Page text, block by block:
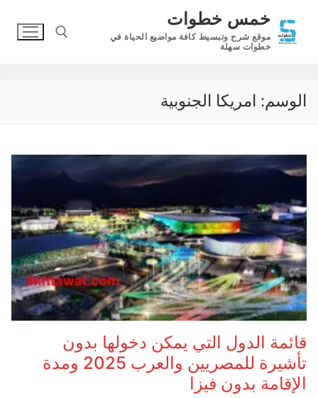
المحتوى
خمس خطوات
موقع شرح وتبسيط كافة مواضيع الحياة في
خطوات سهلة
الوسم: امريكا الجنوبية
قائمة الدول التي يمكن دخولها بدون
تأشيرة للمصريين والعرب 2025 ومدة
الإقامة بدون فيزا